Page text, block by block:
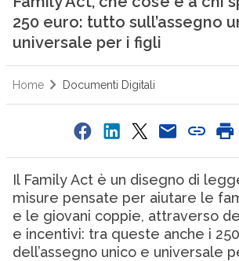
250 euro: tutto sull’assegno
universale per i figli
Home Documenti Digitali
Il Family Act è un disegno di
misure pensate per aiutare le
e le giovani coppie, attraverso
e incentivi: tra queste anche i
dell’assegno unico e universale